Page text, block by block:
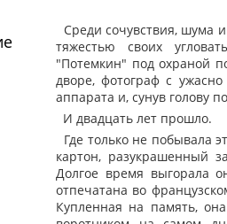
Среди сочувствия, шума
тяжестью своих
"Потемкин" под охраной
дворе, фотограф с
аппарата и, сунув голову
И двадцать лет прошло.
Где только не побывала
картон, разукрашенный
Долгое время выгорала
отпечатана во
Купленная на память,